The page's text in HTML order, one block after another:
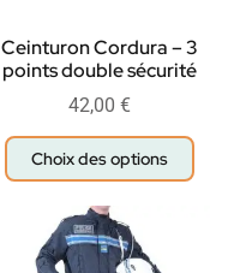
Ceinturon Cordura – 3
points double sécurité
42,00 €
Choix des options